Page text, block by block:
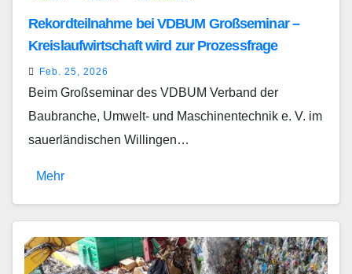
Rekordteilnahme bei VDBUM Großseminar –
Kreislaufwirtschaft wird zur Prozessfrage
Feb. 25, 2026
Beim Großseminar des VDBUM Verband der
Baubranche, Umwelt- und Maschinentechnik e. V. im
sauerländischen Willingen…
Mehr